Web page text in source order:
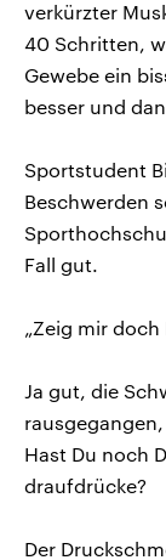
verkürzter
40 Schritten,
Gewebe ein
besser und
Sportstudent
Beschwerden
Fall gut.
„Zeig mir
Ja gut, die
Hast Du noch
draufdrücke?
Der